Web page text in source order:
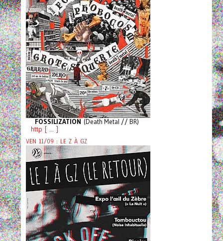
FOSSILIZATION (Death Metal // BR)
http [ ... ]
VEN 11/09 : LE Z À GZ